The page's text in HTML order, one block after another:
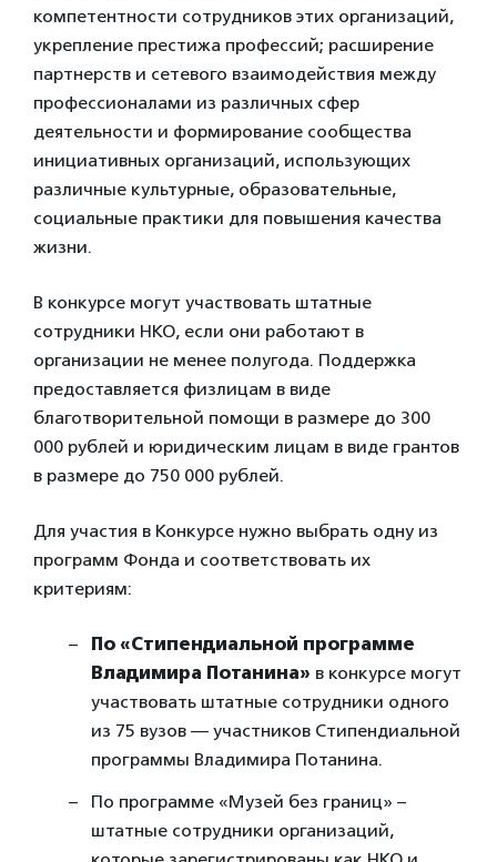
компетентности сотрудников этих организаций,
укрепление престижа профессий; расширение
партнерств и сетевого взаимодействия между
профессионалами из различных сфер
деятельности и формирование сообщества
инициативных организаций, использующих
различные культурные, образовательные,
социальные практики для повышения качества
жизни.
В конкурсе могут участвовать штатные
сотрудники НКО, если они работают в
организации не менее полугода. Поддержка
предоставляется физлицам в виде
благотворительной помощи в размере до 300
000 рублей и юридическим лицам в виде грантов
в размере до 750 000 рублей.
Для участия в Конкурсе нужно выбрать одну из
программ Фонда и соответствовать их
критериям:
По «Стипендиальной программе
Владимира Потанина» в конкурсе могут
участвовать штатные сотрудники одного
из 75 вузов — участников Стипендиальной
программы Владимира Потанина.
По программе «Музей без границ» –
штатные сотрудники организаций,